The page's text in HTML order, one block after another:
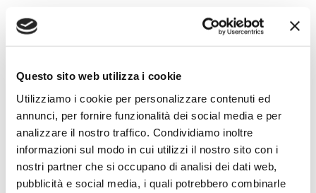
Questo sito web utilizza i cookie
Utilizziamo i cookie per personalizzare contenuti ed
annunci, per fornire funzionalità dei social media e per
analizzare il nostro traffico. Condividiamo inoltre
informazioni sul modo in cui utilizzi il nostro sito con i
nostri partner che si occupano di analisi dei dati web,
pubblicità e social media, i quali potrebbero combinarle
Acqua
Suite Vendita
Control Room
Fatturazione & Utilities
Costruzione e manutenzione reti
Costruzione e manutenzione reti
Acqua